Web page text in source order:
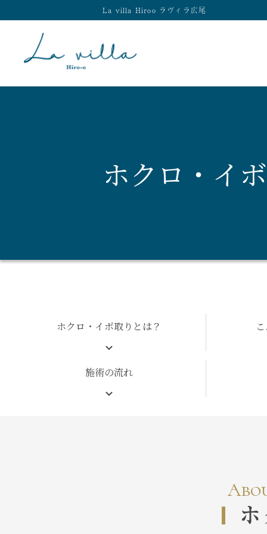
La villa Hiroo ラヴィラ広尾
ホクロ・イ
ホクロ・イボ取りとは？
施術の流れ